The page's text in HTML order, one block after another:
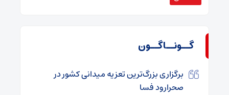
گــونــاگــون
برگزاری بزرگ‌ترین تعزیه میدانی کشور در
صحرارود فسا